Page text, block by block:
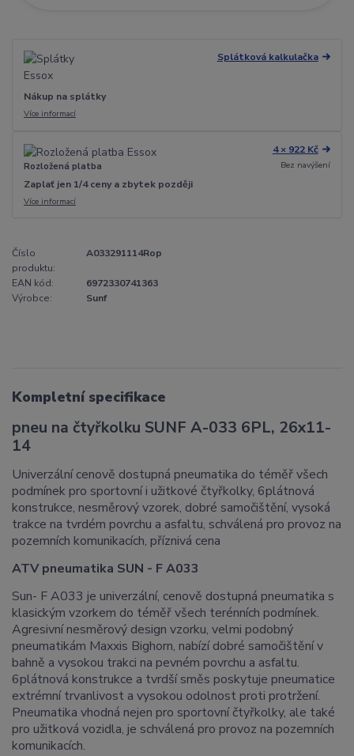
Splátková kalkulačka
Nákup na splátky
Více informací
Rozložená platba
4 × 922 Kč
Bez navýšení
Zaplať jen 1/4 ceny a zbytek později
Více informací
Číslo
produktu:
A033291114Rop
EAN kód:
6972330741363
Výrobce:
Sunf
Kompletní specifikace
pneu na čtyřkolku SUNF A-033 6PL, 26x11-
14
Univerzální cenově dostupná pneumatika do téměř všech
podmínek pro sportovní i užitkové čtyřkolky, 6plátnová
konstrukce, nesměrový vzorek, dobré samočištění, vysoká
trakce na tvrdém povrchu a asfaltu, schválená pro provoz na
pozemních komunikacích, příznivá cena
ATV pneumatika SUN - F A033
Sun- F A033 je univerzální, cenově dostupná pneumatika s
klasickým vzorkem do téměř všech terénních podmínek.
Agresivní nesměrový design vzorku, velmi podobný
pneumatikám Maxxis Bighorn, nabízí dobré samočištění v
bahně a vysokou trakci na pevném povrchu a asfaltu.
6plátnová konstrukce a tvrdší směs poskytuje pneumatice
extrémní trvanlivost a vysokou odolnost proti protržení.
Pneumatika vhodná nejen pro sportovní čtyřkolky, ale také
pro užitková vozidla, je schválená pro provoz na pozemních
komunikacích.